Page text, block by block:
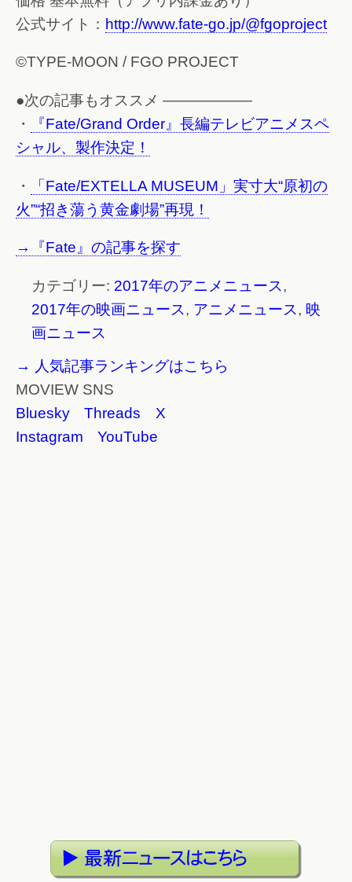
公式サイト： http://www.fate-go.jp/@fgoproject
©TYPE-MOON / FGO PROJECT
●次の記事もオススメ ——————
・
『Fate/Grand Order』長編テレビアニメスペ
シャル、製作決定！
・
「Fate/EXTELLA MUSEUM」実寸大“原初の
火”“招き蕩う黄金劇場”再現！
→『Fate』の記事を探す
カテゴリー: 2017年のアニメニュース,
2017年の映画ニュース, アニメニュース, 映
画ニュース
→ 人気記事ランキングはこちら
MOVIEW SNS
Bluesky
Threads
X
Instagram
YouTube